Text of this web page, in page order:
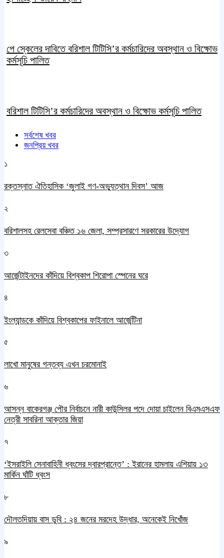
পে স্কেলের দাবিতে বরিশাল টিটিসি’র কর্মচারিদের অবস্থান ও বিক্ষোভ
কর্মসূচি পালিত
বরিশাল টিটিসি’র কর্মচারিদের অবস্থান ও বিক্ষোভ কর্মসূচি পালিত
সর্বশেষ খবর
জনপ্রিয় খবর
১
রক্তস্নাত ঐতিহাসিক ‌‘জুলাই গণ-অভ্যুত্থান দিবস’ আজ
২
বরিশালসহ রেলসেবা বঞ্চিত ১৬ জেলা, সম্প্রসারণে সরকারের উদ্যোগ
৩
আর্জেন্টাইনদের কাঁদিয়ে বিশ্বকাপ শিরোপা স্পেনের ঘরে
৪
ইংল্যান্ডকে কাঁদিয়ে বিশ্বকাপের ফাইনালে আর্জেন্টিনা
৫
লাখো মানুষের গন্তব্য এখন চরমোনাই
৬
আসন্ন বাকেরগঞ্জ পৌর নির্বাচনে নারী কাউন্সিলর পদে দোয়া চাইলেন বিএমএসএফ
নেত্রী সাবরিনা আক্তার জিয়া
৭
‘ইসরাইলি সেনাবাহিনী ধ্বংসের দ্বারপ্রান্তে’ : ইরানের হামলায় এশিয়ায় ১৩
মার্কিন ঘাঁটি ধ্বংস
৮
দৌলতদিয়ায় বাস ডুবি : ২৪ জনের মরদেহ উদ্ধার, অনেকেই নিখোঁজ
৯